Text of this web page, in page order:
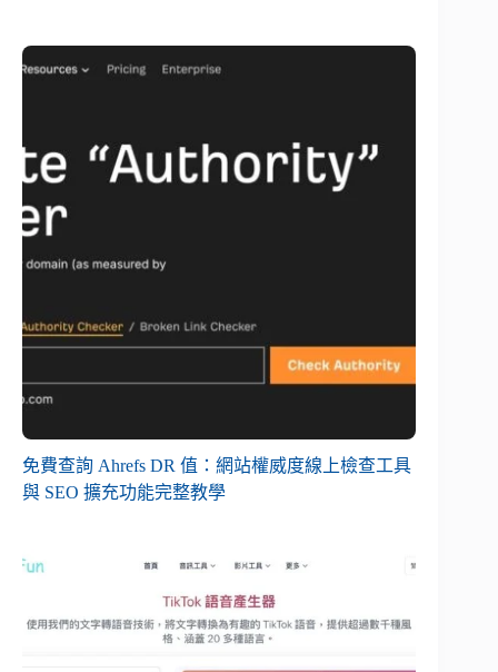
免費查詢 Ahrefs DR 值：網站權威度線上檢查工具
與 SEO 擴充功能完整教學